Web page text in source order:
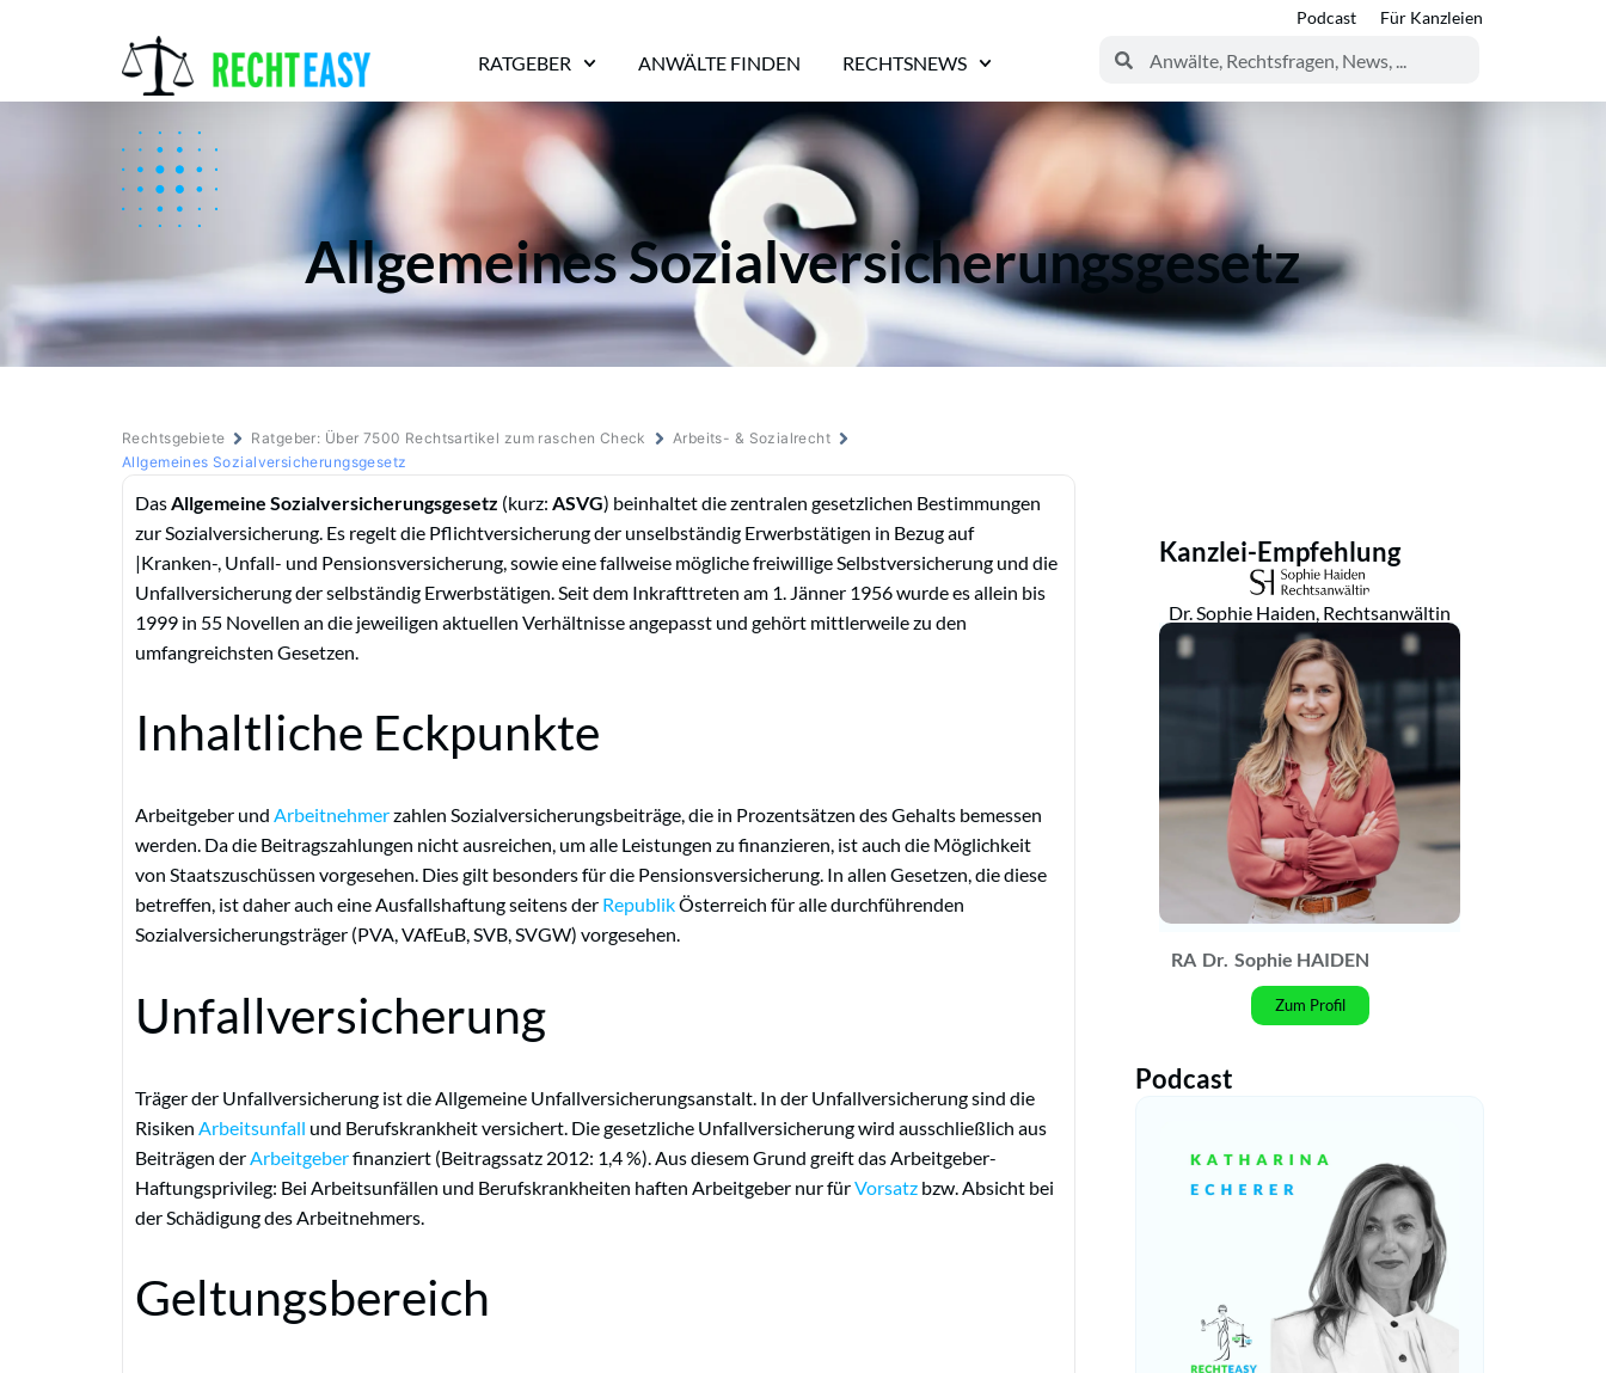
Podcast Für Kanzleien
RATGEBER ANWÄLTE FINDEN RECHTSNEWS
Allgemeines Sozialversicherungsgesetz
Rechtsgebiete Ratgeber: Über 7500 Rechtsartikel zum raschen Check
Arbeits- & Sozialrecht
Allgemeines Sozialversicherungsgesetz
Das Allgemeine Sozialversicherungsgesetz (kurz: ASVG) beinhaltet die zentralen gesetzlichen Bestimmungen
zur Sozialversicherung. Es regelt die Pflichtversicherung der unselbständig Erwerbstätigen in Bezug auf
|Kranken-, Unfall- und Pensionsversicherung, sowie eine fallweise mögliche freiwillige Selbstversicherung und die
Unfallversicherung der selbständig Erwerbstätigen. Seit dem Inkrafttreten am 1. Jänner 1956 wurde es allein bis
1999 in 55 Novellen an die jeweiligen aktuellen Verhältnisse angepasst und gehört mittlerweile zu den
umfangreichsten Gesetzen.
Inhaltliche Eckpunkte
Arbeitgeber und Arbeitnehmerzahlen Sozialversicherungsbeiträge, die in Prozentsätzen des Gehalts bemessen
werden. Da die Beitragszahlungen nicht ausreichen, um alle Leistungen zu finanzieren, ist auch die Möglichkeit
von Staatszuschüssen vorgesehen. Dies gilt besonders für die Pensionsversicherung. In allen Gesetzen, die diese
betreffen, ist daher auch eine Ausfallshaftung seitens der RepublikÖsterreich für alle durchführenden
Sozialversicherungsträger (PVA, VAfEuB, SVB, SVGW) vorgesehen.
Unfallversicherung
Träger der Unfallversicherung ist die Allgemeine Unfallversicherungsanstalt. In der Unfallversicherung sind die
Risiken Arbeitsunfall und Berufskrankheit versichert. Die gesetzliche Unfallversicherung wird ausschließlich aus
Beiträgen der Arbeitgeberfinanziert (Beitragssatz 2012: 1,4 %). Aus diesem Grund greift das Arbeitgeber-
Haftungsprivileg: Bei Arbeitsunfällen und Berufskrankheiten haften Arbeitgeber nur fürVorsatz bzw. Absicht bei
der Schädigung des Arbeitnehmers.
Geltungsbereich
Kanzlei-Empfehlung
Dr. Sophie Haiden, Rechtsanwältin
RA Dr. Sophie HAIDEN
Zum Profil
Podcast
Alle Anwälte